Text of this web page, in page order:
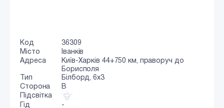
Код
36309
Місто
Іванків
Адреса
Київ-Харків 44+750 км, праворуч до
Борисполя
Тип
Білборд, 6х3
Сторона
B
Підсвітка
Гід
-